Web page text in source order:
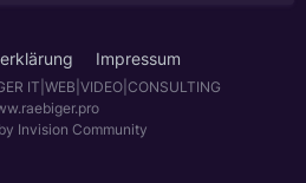
Impressum
IT|WEB|VIDEO|CONSULTING
Invision Community